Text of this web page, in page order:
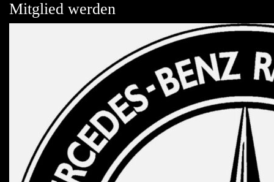
Mitglied werden